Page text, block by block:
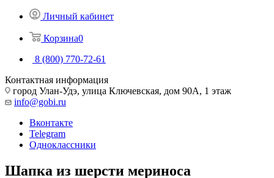
Личный кабинет
Корзина0
8 (800) 770-72-61
Контактная информация
город Улан-Удэ, улица Ключевская, дом 90А, 1 этаж
info@gobi.ru
Вконтакте
Telegram
Одноклассники
Шапка из шерсти мериноса